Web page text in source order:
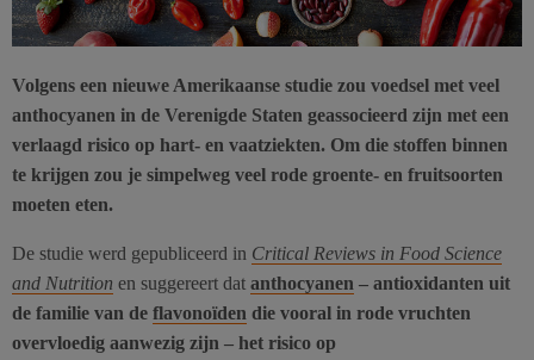
Volgens een nieuwe Amerikaanse studie zou voedsel met veel
anthocyanen in de Verenigde Staten geassocieerd zijn met een
verlaagd risico op hart- en vaatziekten. Om die stoffen binnen
te krijgen zou je simpelweg veel rode groente- en fruitsoorten
moeten eten.
De studie werd gepubliceerd in Critical Reviews in Food Science
and Nutrition en suggereert dat anthocyanen – antioxidanten uit
de familie van de flavonoïden die vooral in rode vruchten
overvloedig aanwezig zijn – het risico op